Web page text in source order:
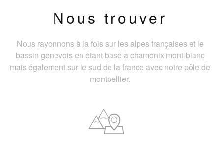
Nous trouver
Nous rayonnons à la fois sur les alpes françaises et le
bassin genevois en étant basé à chamonix mont-blanc
mais également sur le sud de la france avec notre pôle de
montpellier.